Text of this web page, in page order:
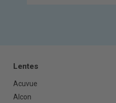
Lentes
Acuvue
Alcon